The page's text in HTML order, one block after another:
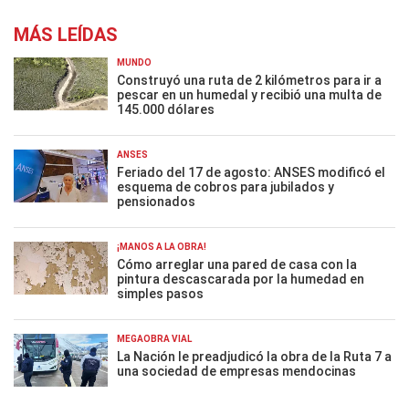
MÁS LEÍDAS
MUNDO
Construyó una ruta de 2 kilómetros para ir a
pescar en un humedal y recibió una multa de
145.000 dólares
ANSES
Feriado del 17 de agosto: ANSES modificó el
esquema de cobros para jubilados y
pensionados
¡MANOS A LA OBRA!
Cómo arreglar una pared de casa con la
pintura descascarada por la humedad en
simples pasos
MEGAOBRA VIAL
La Nación le preadjudicó la obra de la Ruta 7 a
una sociedad de empresas mendocinas